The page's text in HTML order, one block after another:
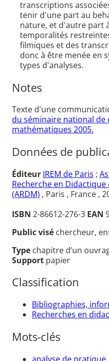
transcriptions
tenir d'une part au
nature, et d'autre part
temporalités
filmiques et des
donc à être menée en
types d'analyses.
Notes
Texte d'une
du séminaire national de
mathématiques 2005.
Données de
Éditeur IREM de Paris ;
Recherche en
(ARDM) , Paris , France ,
ISBN 2-86612-276-3 EAN
Public visé chercheur,
Type chapitre d’un
Support papier
Classification
Bibliographies,
Recherches en
Mots-clés